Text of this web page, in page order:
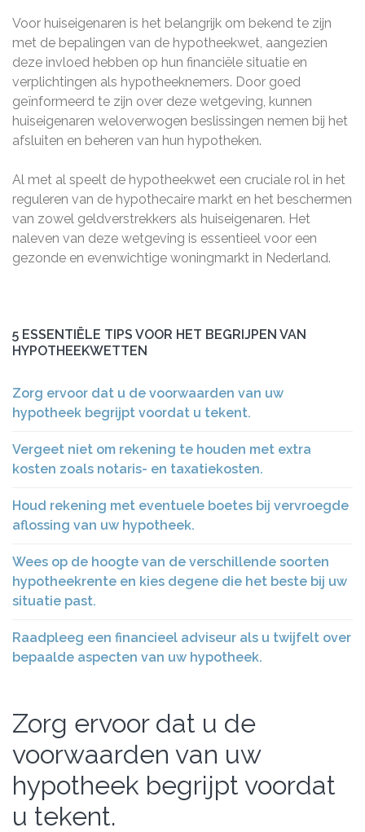
Voor huiseigenaren is het belangrijk om bekend te zijn
met de bepalingen van de hypotheekwet, aangezien
deze invloed hebben op hun financiële situatie en
verplichtingen als hypotheeknemers. Door goed
geïnformeerd te zijn over deze wetgeving, kunnen
huiseigenaren weloverwogen beslissingen nemen bij het
afsluiten en beheren van hun hypotheken.
Al met al speelt de hypotheekwet een cruciale rol in het
reguleren van de hypothecaire markt en het beschermen
van zowel geldverstrekkers als huiseigenaren. Het
naleven van deze wetgeving is essentieel voor een
gezonde en evenwichtige woningmarkt in Nederland.
5 ESSENTIËLE TIPS VOOR HET BEGRIJPEN VAN
HYPOTHEEKWETTEN
Zorg ervoor dat u de voorwaarden van uw
hypotheek begrijpt voordat u tekent.
Vergeet niet om rekening te houden met extra
kosten zoals notaris- en taxatiekosten.
Houd rekening met eventuele boetes bij vervroegde
aflossing van uw hypotheek.
Wees op de hoogte van de verschillende soorten
hypotheekrente en kies degene die het beste bij uw
situatie past.
Raadpleeg een financieel adviseur als u twijfelt over
bepaalde aspecten van uw hypotheek.
Zorg ervoor dat u de
voorwaarden van uw
hypotheek begrijpt voordat
u tekent.